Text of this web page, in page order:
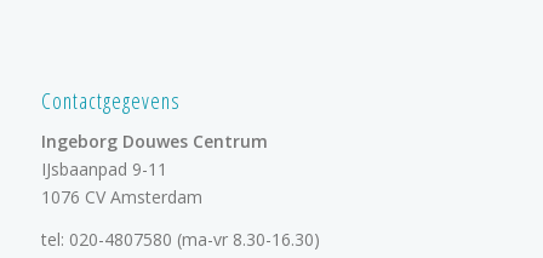
Contactgegevens
Ingeborg Douwes Centrum
IJsbaanpad 9-11
1076 CV Amsterdam
tel: 020-4807580 (ma-vr 8.30-16.30)